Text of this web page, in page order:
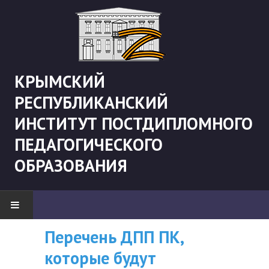
КРЫМСКИЙ
РЕСПУБЛИКАНСКИЙ
ИНСТИТУТ ПОСТДИПЛОМНОГО
ПЕДАГОГИЧЕСКОГО
ОБРАЗОВАНИЯ
НОВОСТИ
"Боевая" русистика
ВНИМАНИЮ
СЛУШАТЕЛЕЙ, У
Перечень ДПП
которые будут
Рекомендации «Об
организации